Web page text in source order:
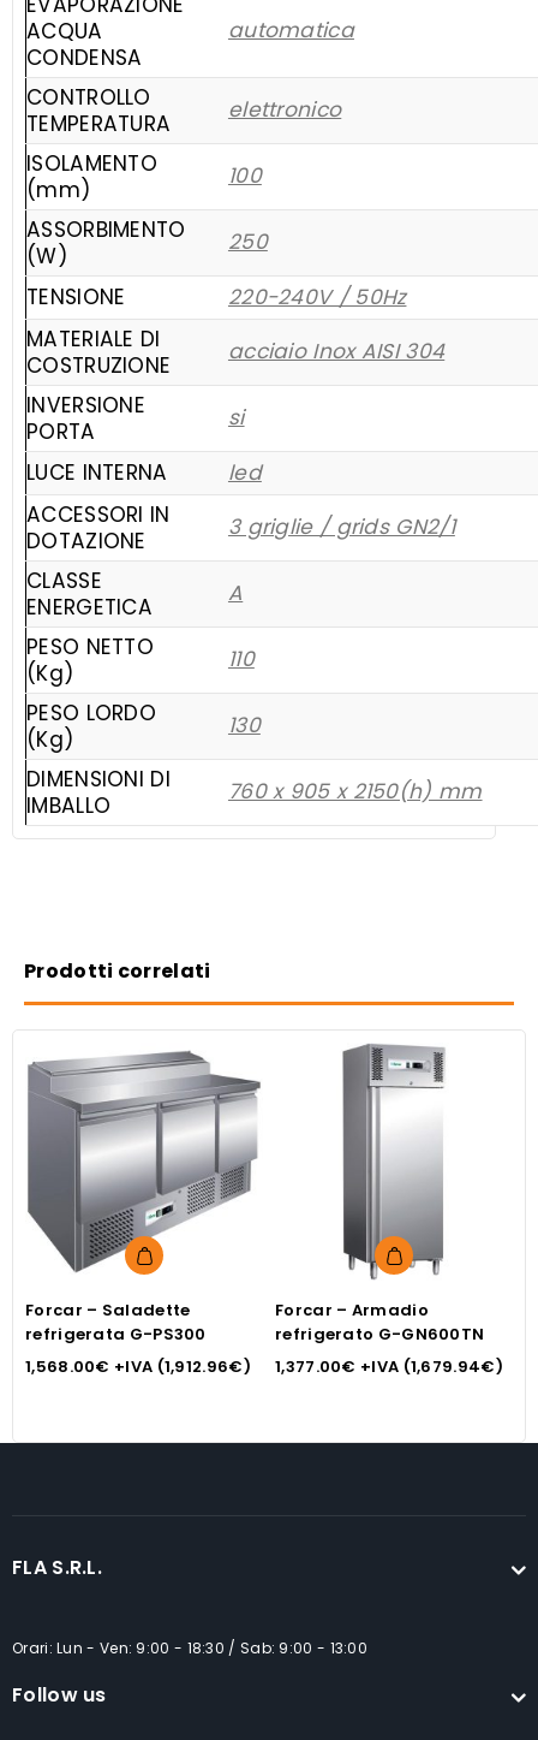
ACQUA
CONDENSA
automatica
CONTROLLO
TEMPERATURA
elettronico
ISOLAMENTO
(mm)
100
ASSORBIMENTO
(W)
250
TENSIONE
220-240V / 50Hz
MATERIALE DI
COSTRUZIONE
acciaio Inox AISI 304
INVERSIONE
PORTA
si
LUCE INTERNA
led
ACCESSORI IN
DOTAZIONE
3 griglie / grids GN2/1
CLASSE
ENERGETICA
A
PESO NETTO
(Kg)
110
PESO LORDO
(Kg)
130
DIMENSIONI DI
IMBALLO
760 x 905 x 2150(h) mm
Prodotti correlati
Forcar – Saladette
refrigerata G-PS300
1,568.00€ +IVA (1,912.96€)
Forcar – Armadio
refrigerato G-GN600TN
1,377.00€ +IVA (1,679.94€)
FLA S.R.L.
Orari: Lun - Ven: 9:00 - 18:30 / Sab: 9:00 - 13:00
Follow us